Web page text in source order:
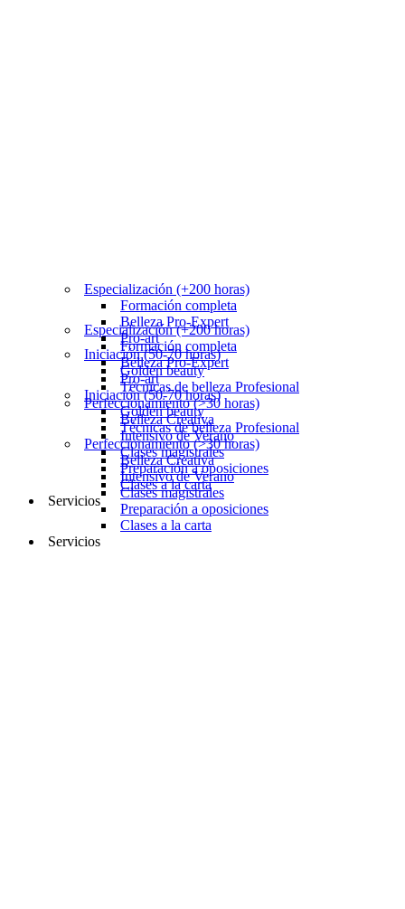
Especialización (+200 horas)
Formación completa
Belleza Pro-Expert
Pro-art
Iniciación (50-70 horas)
Golden beauty
Técnicas de belleza Profesional
Perfeccionamiento (>30 horas)
Belleza Creativa
Intensivo de Verano
Clases magistrales
Preparación a oposiciones
Clases a la carta
Servicios
Especialización (+200 horas)
Formación completa
Belleza Pro-Expert
Pro-art
Iniciación (50-70 horas)
Golden beauty
Técnicas de belleza Profesional
Perfeccionamiento (>30 horas)
Belleza Creativa
Intensivo de Verano
Clases magistrales
Preparación a oposiciones
Clases a la carta
Servicios